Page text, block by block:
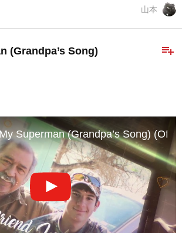
山本
playlist_add
(Grandpa’s Song)
Superman (Grandpa’s Song)